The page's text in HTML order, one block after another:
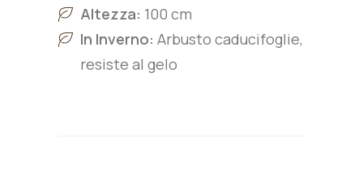
Altezza: 100 cm
In Inverno: Arbusto caducifoglie,
resiste al gelo